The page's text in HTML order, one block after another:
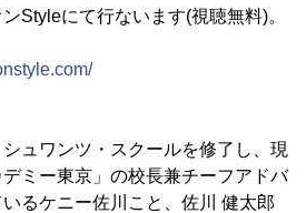
Styleにて行ないます(視聴無料)。
ュワンツ・スクールを修了し、現
ミー東京」の校長兼チーフアドバ
るケニー佐川こと、佐川 健太郎